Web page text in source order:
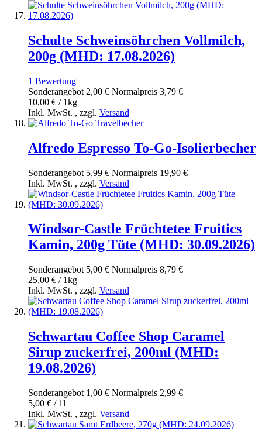
Schulte Schweinsöhrchen Vollmilch,
200g (MHD: 17.08.2026)
1 Bewertung
Sonderangebot 2,00 € Normal­preis 3,79 €
10,00 € / 1kg
Inkl. MwSt. , zzgl. Versand
Alfredo Espresso To-Go-Isolierbecher
Sonderangebot 5,99 € Normal­preis 19,90 €
Inkl. MwSt. , zzgl. Versand
Windsor-Castle Früchtetee Fruitics
Kamin, 200g Tüte (MHD: 30.09.2026)
Sonderangebot 5,00 € Normal­preis 8,79 €
25,00 € / 1kg
Inkl. MwSt. , zzgl. Versand
Schwartau Coffee Shop Caramel
Sirup zuckerfrei, 200ml (MHD:
19.08.2026)
Sonderangebot 1,00 € Normal­preis 2,99 €
5,00 € / 1l
Inkl. MwSt. , zzgl. Versand